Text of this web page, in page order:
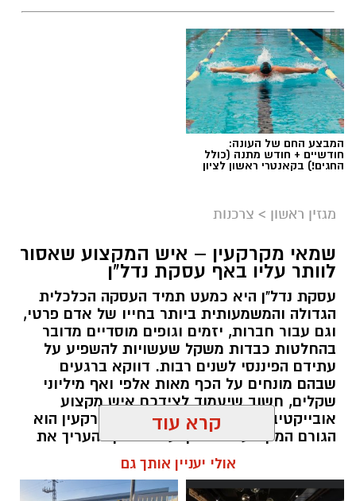
המבצע החם של העונה:
חודשיים + חודש מתנה (כולל
החגים!) בקאנטרי ראשון לציון
מגזין ראשון > צרכנות
שמאי מקרקעין – איש המקצוע שאסור
לוותר עליו באף עסקת נדל"ן
עסקת נדל"ן היא כמעט תמיד העסקה הכלכלית
הגדולה והמשמעותית ביותר בחייו של אדם פרטי,
וגם עבור חברות, יזמים וגופים מוסדיים מדובר
בהחלטות כבדות משקל שעשויות להשפיע על
עתידם הפיננסי לשנים רבות. דווקא ברגעים
שבהם מונחים על הכף מאות אלפי ואף מיליוני
שקלים, חשוב שיעמוד לצידכם איש מקצוע
אובייקטיבי, מוסמך ומנוסה. שמאי מקרקעין הוא
הגורם המקצועי המוסמך על פי חוק להעריך את
שווי של נכסי מקרקעין, והוא זה שמעניק לכם את
הביטחון לקבל החלטות מבוססות, שקולות
ובטוחות.
קרא עוד
אולי יעניין אותך גם